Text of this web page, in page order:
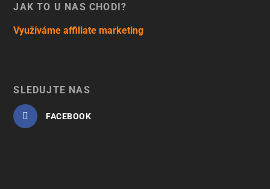
JAK TO U NÁS CHODÍ?
Využíváme affiliate marketing
SLEDUJTE NÁS
FACEBOOK